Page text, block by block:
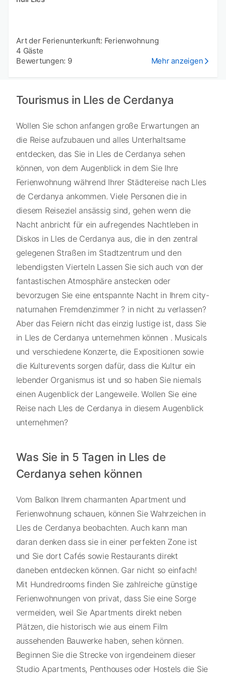
Art der Ferienunterkunft: Ferienwohnung
4 Gäste
Bewertungen: 9
Mehr anzeigen
Tourismus in Lles de Cerdanya
Wollen Sie schon anfangen große Erwartungen an
die Reise aufzubauen und alles Unterhaltsame
entdecken, das Sie in Lles de Cerdanya sehen
können, von dem Augenblick in dem Sie Ihre
Ferienwohnung während Ihrer Städtereise nach Lles
de Cerdanya ankommen. Viele Personen die in
diesem Reiseziel ansässig sind, gehen wenn die
Nacht anbricht für ein aufregendes Nachtleben in
Diskos in Lles de Cerdanya aus, die in den zentral
gelegenen Straßen im Stadtzentrum und den
lebendigsten Vierteln Lassen Sie sich auch von der
fantastischen Atmosphäre anstecken oder
bevorzugen Sie eine entspannte Nacht in Ihrem city-
naturnahen Fremdenzimmer ? in nicht zu verlassen?
Aber das Feiern nicht das einzig lustige ist, dass Sie
in Lles de Cerdanya unternehmen können . Musicals
und verschiedene Konzerte, die Expositionen sowie
die Kulturevents sorgen dafür, dass die Kultur ein
lebender Organismus ist und so haben Sie niemals
einen Augenblick der Langeweile. Wollen Sie eine
Reise nach Lles de Cerdanya in diesem Augenblick
unternehmen?
Was Sie in 5 Tagen in Lles de
Cerdanya sehen können
Vom Balkon Ihrem charmanten Apartment und
Ferienwohnung schauen, können Sie Wahrzeichen in
Lles de Cerdanya beobachten. Auch kann man
daran denken dass sie in einer perfekten Zone ist
und Sie dort Cafés sowie Restaurants direkt
daneben entdecken können. Gar nicht so einfach!
Mit Hundredrooms finden Sie zahlreiche günstige
Ferienwohnungen von privat, dass Sie eine Sorge
vermeiden, weil Sie Apartments direkt neben
Plätzen, die historisch wie aus einem Film
aussehenden Bauwerke haben, sehen können.
Beginnen Sie die Strecke von irgendeinem dieser
Studio Apartments, Penthouses oder Hostels die Sie